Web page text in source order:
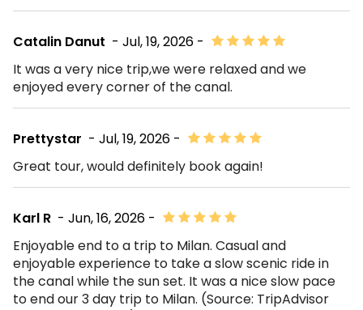
- Jul, 19, 2026 -
Catalin Danut
It was a very nice trip,we were relaxed and we
enjoyed every corner of the canal.
- Jul, 19, 2026 -
Prettystar
Great tour, would definitely book again!
- Jun, 16, 2026 -
Karl R
Enjoyable end to a trip to Milan. Casual and
enjoyable experience to take a slow scenic ride in
the canal while the sun set. It was a nice slow pace
to end our 3 day trip to Milan. (Source: TripAdvisor